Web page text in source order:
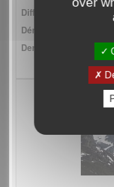
Difficulté :
Dénivelé :
Dernière sortie :
le